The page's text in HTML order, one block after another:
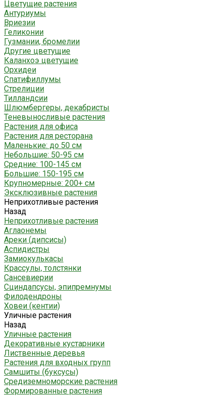
Цветущие растения
Антуриумы
Вриезии
Геликонии
Гузмании, бромелии
Другие цветущие
Каланхоэ цветущие
Орхидеи
Спатифиллумы
Стрелиции
Тилландсии
Шлюмбергеры, декабристы
Теневыносливые растения
Растения для офиса
Растения для ресторана
Маленькие: до 50 см
Небольшие: 50-95 см
Средние: 100-145 см
Большие: 150-195 см
Крупномерные: 200+ см
Эксклюзивные растения
Неприхотливые растения
Назад
Неприхотливые растения
Аглаонемы
Ареки (дипсисы)
Аспидистры
Замиокулькасы
Крассулы, толстянки
Сансевиерии
Сциндапсусы, эпипремнумы
Филодендроны
Ховеи (кентии)
Уличные растения
Назад
Уличные растения
Декоративные кустарники
Лиственные деревья
Растения для входных групп
Самшиты (буксусы)
Средиземноморские растения
Формированные растения